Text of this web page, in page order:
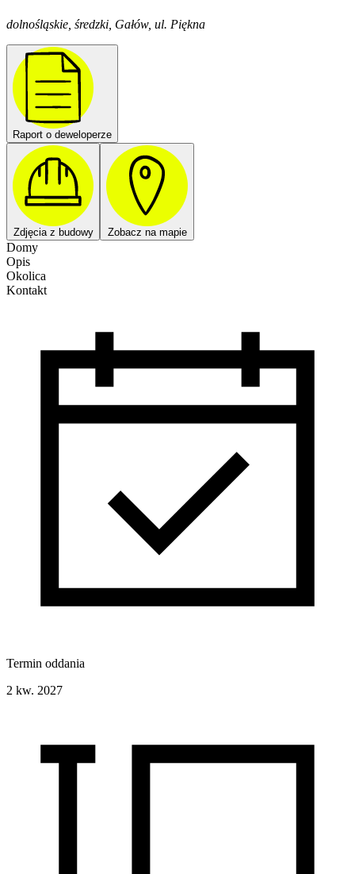
dolnośląskie, średzki, Gałów, ul. Piękna
Raport o deweloperze
Zdjęcia z budowy Zobacz na mapie
Domy
Opis
Okolica
Kontakt
Termin oddania
2 kw. 2027